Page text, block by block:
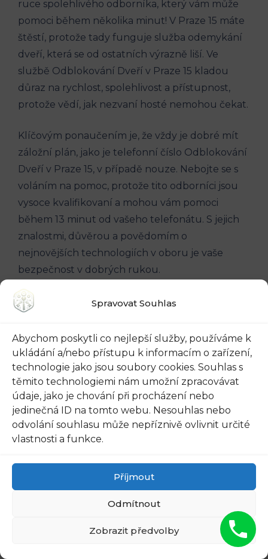
Spravovat Souhlas
Abychom poskytli co nejlepší služby, používáme k
ukládání a/nebo přístupu k informacím o zařízení,
technologie jako jsou soubory cookies. Souhlas s
těmito technologiemi nám umožní zpracovávat
údaje, jako je chování při procházení nebo
jedinečná ID na tomto webu. Nesouhlas nebo
odvolání souhlasu může nepříznivě ovlivnit určité
vlastnosti a funkce.
Příjmout
Odmítnout
Zobrazit předvolby
ruce‌ spolehlivého odborníka, který vám může
pomoci během⁣ několika minut! ​V Praze 15 máte
štěstí, protože tady ⁢funguje služba odemykání
dveří, která se od ostatních výrazně liší. Ve
službě Odblokování Dveří ​v Praze⁢ 15 kladou⁤
důraz na rychlost, spolehlivost⁤ a přístupnost,
protože vědí, jak nezvaní hosté nemohou čekat.
Klíčovým ponaučením je, že vždy​ je dobré ‍mít
záložní plán, jako je telefonní číslo Odblokování
Dveří ‌v Praze 15, v případě nouze. Nebojte se s
⁣voláním na pomoc, protože tito odborníci jsou⁤
vysoce kvalifikovaní a mohou vám pomoci
během 13 minut ​od⁣ vašeho telefonátu. S jejich
znalostmi, důvěrou a povědomím o ​
nejnovějších ⁤technologiích v oboru ​je vaše
⁢bezpečnost v dobrých rukou.
Jeden telefonát může‌ ušetřit váš čas ‌a zbavit ​vás
zámky. ‍Takže, v případě nouze, neváhejte
kontaktovat Odblokování‌ Dveří v‍ Praze 15 a​ být
ujištěni, že‌ se ‍postarají o váš ‌klid a komfort.
Doporučujeme:
BMW X3: Kde je
Rychlá Asistence:
Zablokované